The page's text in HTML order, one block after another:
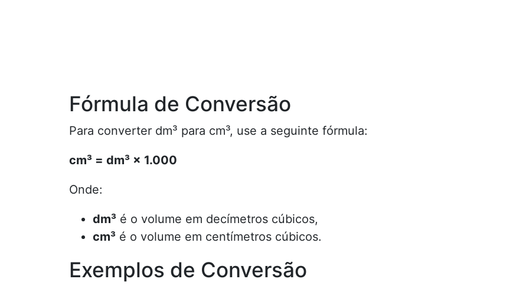
Fórmula de Conversão
Para converter dm³ para cm³, use a seguinte fórmula:
cm³ = dm³ × 1.000
Onde:
dm³ é o volume em decímetros cúbicos,
cm³ é o volume em centímetros cúbicos.
Exemplos de Conversão